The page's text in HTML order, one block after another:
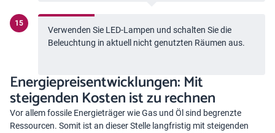
Verwenden Sie LED-Lampen und schalten Sie die
Beleuchtung in aktuell nicht genutzten Räumen aus.
Energiepreisentwicklungen: Mit
steigenden Kosten ist zu rechnen
Vor allem fossile Energieträger wie Gas und Öl sind begrenzte
Ressourcen. Somit ist an dieser Stelle langfristig mit steigenden